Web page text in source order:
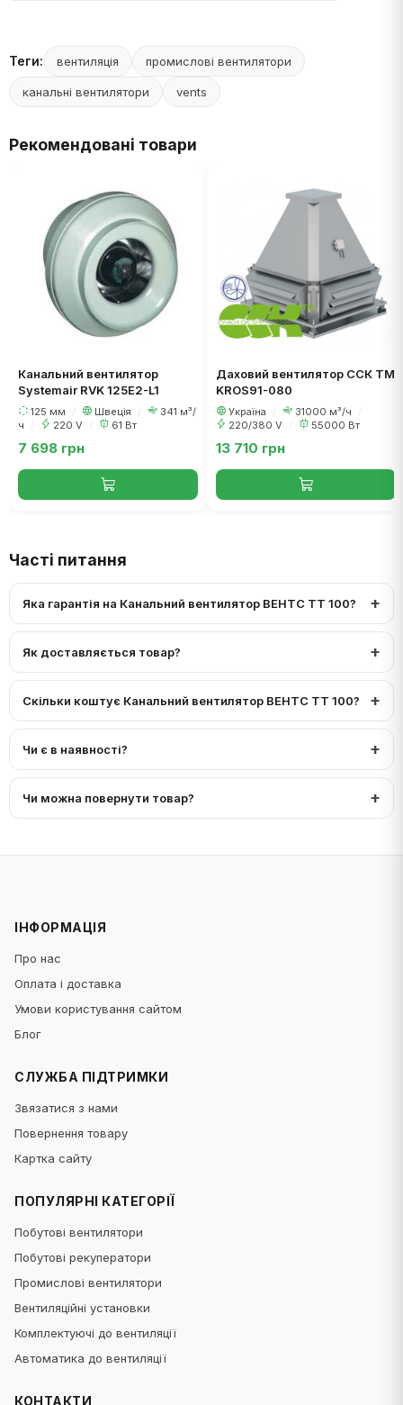
Теги: вентиляція промислові вентилятори
канальні вентилятори vents
Рекомендовані товари
Канальний вентилятор
Systemair RVK 125E2-L1
125 мм Швеція
341 м³/
ч
220 V 61 Вт
7 698 грн
Даховий вентилятор ССК ТМ
KROS91-080
Україна 31000 м³/ч
220/380 V
55000 Вт
13 710 грн
Часті питання
Яка гарантія на Канальний вентилятор ВЕНТС ТТ 100?
Як доставляється товар?
Скільки коштує Канальний вентилятор ВЕНТС ТТ 100?
Чи є в наявності?
Чи можна повернути товар?
ІНФОРМАЦІЯ
Про нас
Оплата і доставка
Умови користування сайтом
Блог
СЛУЖБА ПІДТРИМКИ
Звязатися з нами
Повернення товару
Картка сайту
ПОПУЛЯРНІ КАТЕГОРІЇ
Побутові вентилятори
Побутові рекуператори
Промислові вентилятори
Вентиляційні установки
Комплектуючі до вентиляції
Автоматика до вентиляції
КОНТАКТИ